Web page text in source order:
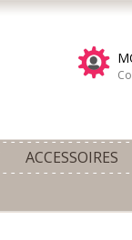
ACCESSOIRES